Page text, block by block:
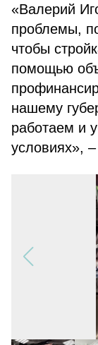
«Валерий
проблемы,
чтобы
помощью
нашему
работаем и
условиях»,